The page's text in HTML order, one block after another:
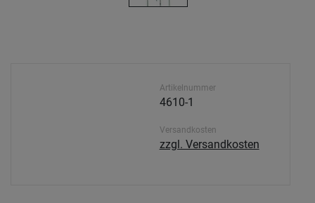
Artikelnummer
4610-1
Versandkosten
zzgl. Versandkosten